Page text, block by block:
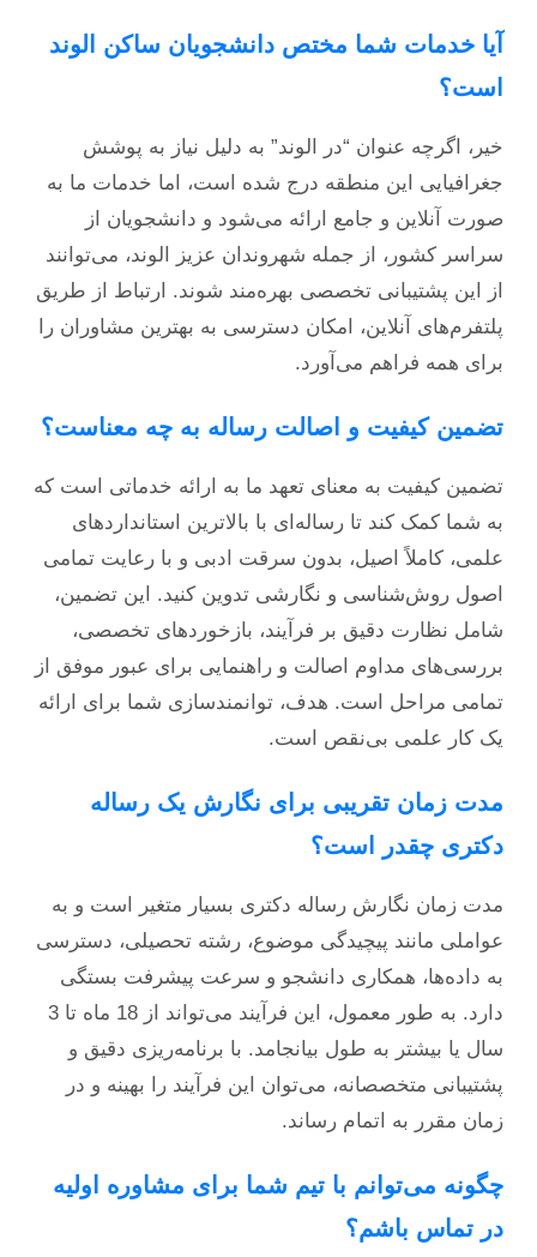
آیا خدمات شما مختص دانشجویان ساکن الوند
است؟
خیر، اگرچه عنوان “در الوند” به دلیل نیاز به پوشش
جغرافیایی این منطقه درج شده است، اما خدمات ما به
صورت آنلاین و جامع ارائه می‌شود و دانشجویان از
سراسر کشور، از جمله شهروندان عزیز الوند، می‌توانند
از این پشتیبانی تخصصی بهره‌مند شوند. ارتباط از طریق
پلتفرم‌های آنلاین، امکان دسترسی به بهترین مشاوران را
برای همه فراهم می‌آورد.
تضمین کیفیت و اصالت رساله به چه معناست؟
تضمین کیفیت به معنای تعهد ما به ارائه خدماتی است که
به شما کمک کند تا رساله‌ای با بالاترین استانداردهای
علمی، کاملاً اصیل، بدون سرقت ادبی و با رعایت تمامی
اصول روش‌شناسی و نگارشی تدوین کنید. این تضمین،
شامل نظارت دقیق بر فرآیند، بازخوردهای تخصصی،
بررسی‌های مداوم اصالت و راهنمایی برای عبور موفق از
تمامی مراحل است. هدف، توانمندسازی شما برای ارائه
یک کار علمی بی‌نقص است.
مدت زمان تقریبی برای نگارش یک رساله
دکتری چقدر است؟
مدت زمان نگارش رساله دکتری بسیار متغیر است و به
عواملی مانند پیچیدگی موضوع، رشته تحصیلی، دسترسی
به داده‌ها، همکاری دانشجو و سرعت پیشرفت بستگی
دارد. به طور معمول، این فرآیند می‌تواند از 18 ماه تا 3
سال یا بیشتر به طول بیانجامد. با برنامه‌ریزی دقیق و
پشتیبانی متخصصانه، می‌توان این فرآیند را بهینه و در
زمان مقرر به اتمام رساند.
چگونه می‌توانم با تیم شما برای مشاوره اولیه
در تماس باشم؟